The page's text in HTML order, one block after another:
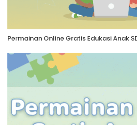
Permainan Online Gratis Edukasi Anak